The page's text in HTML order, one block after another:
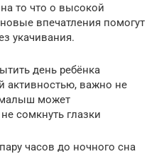
то что о высокой
впечатления помогут
укачивания.
день ребёнка
активностью, важно не
малыш может
сомкнуть глазки
часов до ночного сна